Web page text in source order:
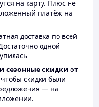
на карту. Плюс не
платёж на
доставка по всей
одной
сезонные скидки от
скидки были
— на